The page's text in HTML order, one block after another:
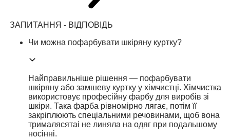
ЗАПИТАННЯ - ВІДПОВІДЬ
Чи можна пофарбувати шкіряну куртку?
Найправильніше рішення — пофарбувати
шкіряну або замшеву куртку у хімчистці. Хімчистка
використовує професійну фарбу для виробів зі
шкіри. Така фарба рівномірно лягає, потім її
закріплюють спеціальними речовинами, щоб вона
трималясятаі не линяла на одяг при подальшому
носінні.